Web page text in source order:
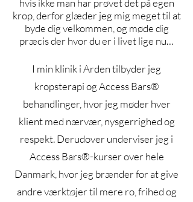
hvis ikke man har prøvet det på egen
krop, derfor glæder jeg mig meget til at
byde dig velkommen, og møde dig
præcis der hvor du er i livet lige nu…
I min klinik i Arden tilbyder jeg
kropsterapi og Access Bars®
behandlinger, hvor jeg møder hver
klient med nærvær, nysgerrighed og
respekt. Derudover underviser jeg i
Access Bars®-kurser over hele
Danmark, hvor jeg brænder for at give
andre værktøjer til mere ro, frihed og